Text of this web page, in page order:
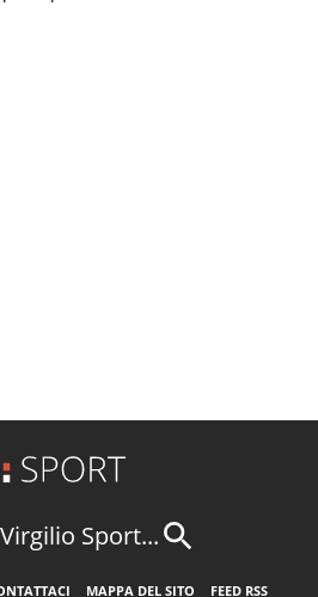
Sport...
MAPPA DEL SITO FEED RSS